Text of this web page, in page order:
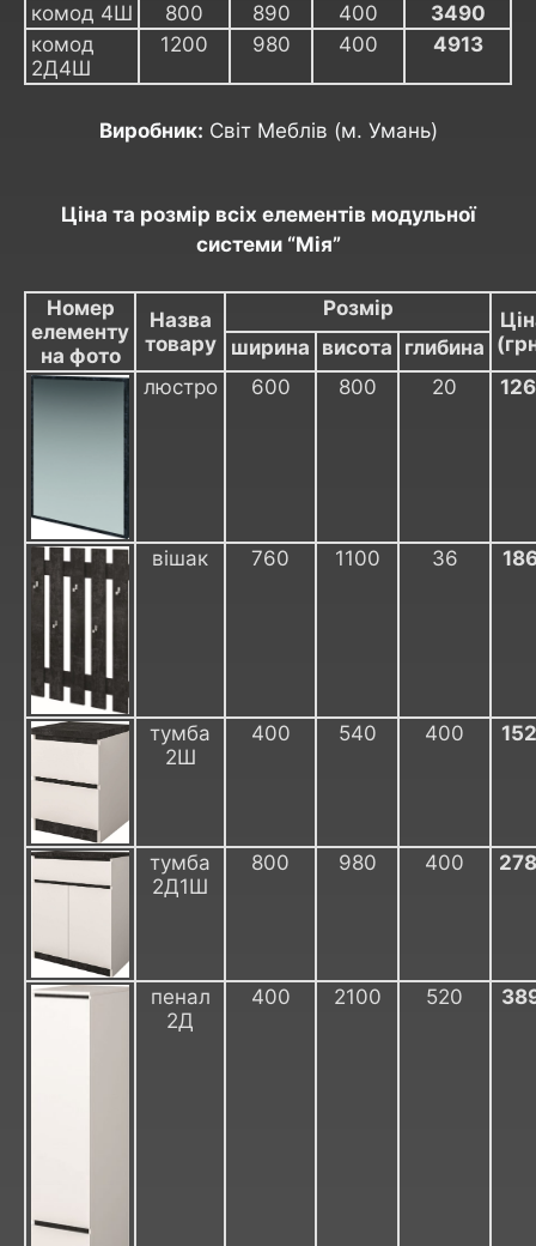
комод 4Ш
800 890 400
3490
комод
2Д4Ш
1200 980 400 4913
Виробник: Світ Меблів (м. Умань)
Ціна та розмір всіх елементів модульної
системи “Мія”
Номер
елементу
на фото
Назва
товару
Розмір
ширина висота глибина
люстро
600 800 20
вішак 760 1100 36
тумба
2Ш
400 540 400
тумба
2Д1Ш
800 980 400
пенал
2Д
400 2100 520